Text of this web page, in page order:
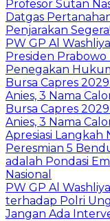
Profesor Sutan
Datgas
Penjarakan
PW GP Al
Presiden
Penegakan
Bursa Capres
Anies, 3 Nama
Bursa Capres
Anies, 3 Nama
Apresiasi Langkah
Peresmian 5
adalah Pondasi
Nasional
PW GP Al
terhadap Polri
Jangan Ada